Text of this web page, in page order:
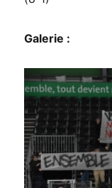
Galerie :